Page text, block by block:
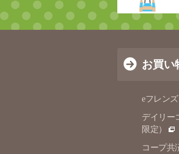
お買い
eフレン
デイリー
限定）
コープ共